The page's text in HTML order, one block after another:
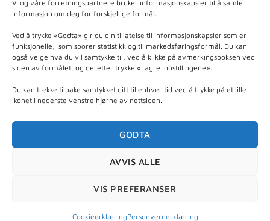
Vi og våre forretningspartnere bruker informasjonskapsler til å samle
informasjon om deg for forskjellige formål.
Ved å trykke «Godta» gir du din tillatelse til informasjonskapsler som er
funksjonelle, som sporer statistikk og til markedsføringsformål. Du kan
også velge hva du vil samtykke til, ved å klikke på avmerkingsboksen ved
siden av formålet, og deretter trykke «Lagre innstillingene».
Du kan trekke tilbake samtykket ditt til enhver tid ved å trykke på et lille
ikonet i nederste venstre hjørne av nettsiden.
GODTA
AVVIS ALLE
VIS PREFERANSER
CookieerklæringPersonvernerklæring
- Basert på103anmeldelser